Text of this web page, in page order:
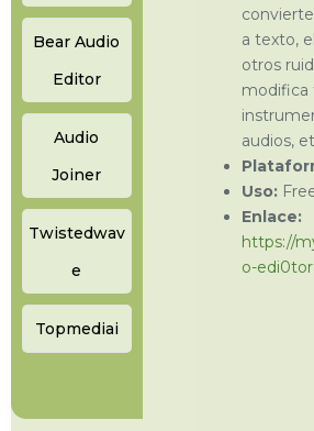
Bear Audio
Editor
Audio
Joiner
Twistedwav
e
Topmediai
a texto,
otros
modifica
audios,
Uso:
Enlace:
https://
o-edi0tor